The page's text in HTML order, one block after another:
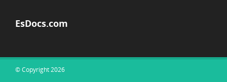
EsDocs.com
© Copyright 2026